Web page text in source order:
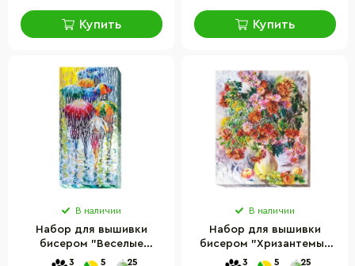
Купить Купить
В наличии
Набор для вышивки
бисером "Веселые
зонтики" Abris Art AB-434
3 5 25
В наличии
Набор для вышивки
бисером "Хризантемы"
Abris Art AB-490 31х38 см
3 5 25